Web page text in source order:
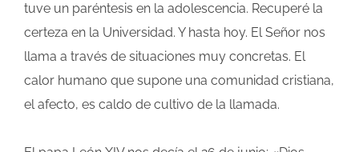
tuve un paréntesis en la adolescencia. Recuperé la
certeza en la Universidad. Y hasta hoy. El Señor nos
llama a través de situaciones muy concretas. El
calor humano que supone una comunidad cristiana,
el afecto, es caldo de cultivo de la llamada.